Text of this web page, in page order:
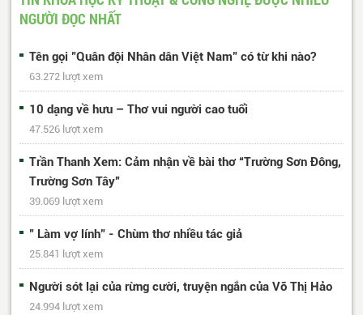
NGƯỜI ĐỌC NHẤT
Tên gọi "Quân đội Nhân dân Việt Nam" có từ khi nào?
63.272 lượt xem
10 dạng về hưu – Thơ vui người cao tuổi
47.526 lượt xem
Trần Thanh Xem: Cảm nhận về bài thơ “Trường Sơn Đông,
Trường Sơn Tây”
39.069 lượt xem
" Làm vợ lính" - Chùm thơ nhiều tác giả
25.841 lượt xem
Người sót lại của rừng cười, truyện ngắn của Võ Thị Hảo
24.994 lượt xem